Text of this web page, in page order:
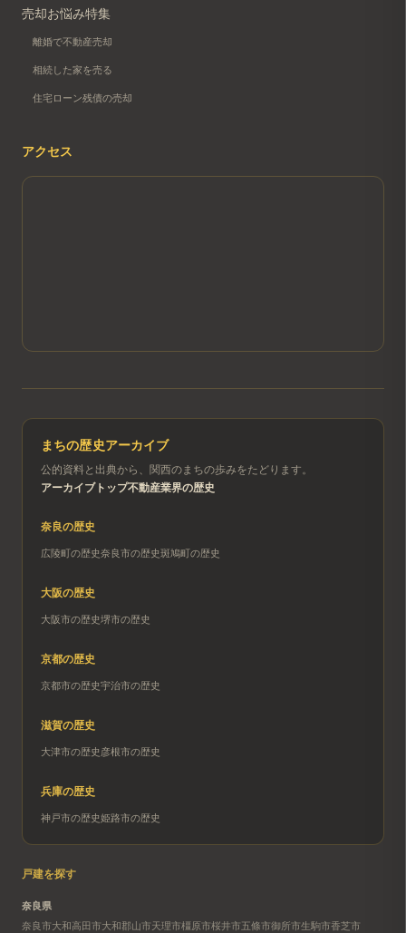
売却お悩み特集
離婚で不動産売却
相続した家を売る
住宅ローン残債の売却
アクセス
まちの歴史アーカイブ
公的資料と出典から、関西のまちの歩みをたどります。
アーカイブトップ不動産業界の歴史
奈良の歴史
広陵町の歴史奈良市の歴史斑鳩町の歴史
大阪の歴史
大阪市の歴史堺市の歴史
京都の歴史
京都市の歴史宇治市の歴史
滋賀の歴史
大津市の歴史 彦根市の歴史
兵庫の歴史
神戸市の歴史姫路市の歴史
戸建を探す
奈良県
奈良市大和高田市大和郡山市天理市橿原市桜井市五條市御所市生駒市香芝市